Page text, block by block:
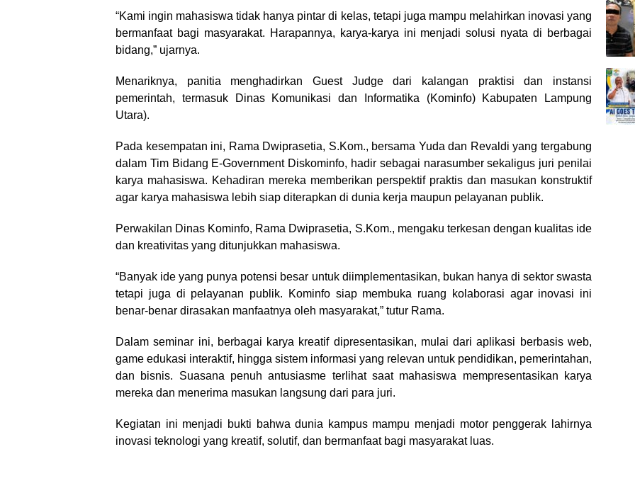
“Kami ingin mahasiswa tidak hanya pintar di kelas, tetapi juga mampu melahirkan inovasi yang
bermanfaat bagi masyarakat. Harapannya, karya-karya ini menjadi solusi nyata di berbagai
bidang,” ujarnya.
Menariknya, panitia menghadirkan Guest Judge dari kalangan praktisi dan instansi
pemerintah, termasuk Dinas Komunikasi dan Informatika (Kominfo) Kabupaten Lampung
Utara).
Pada kesempatan ini, Rama Dwiprasetia, S.Kom., bersama Yuda dan Revaldi yang tergabung
dalam Tim Bidang E-Government Diskominfo, hadir sebagai narasumber sekaligus juri penilai
karya mahasiswa. Kehadiran mereka memberikan perspektif praktis dan masukan konstruktif
agar karya mahasiswa lebih siap diterapkan di dunia kerja maupun pelayanan publik.
Perwakilan Dinas Kominfo, Rama Dwiprasetia, S.Kom., mengaku terkesan dengan kualitas ide
dan kreativitas yang ditunjukkan mahasiswa.
“Banyak ide yang punya potensi besar untuk diimplementasikan, bukan hanya di sektor swasta
tetapi juga di pelayanan publik. Kominfo siap membuka ruang kolaborasi agar inovasi ini
benar-benar dirasakan manfaatnya oleh masyarakat,” tutur Rama.
Dalam seminar ini, berbagai karya kreatif dipresentasikan, mulai dari aplikasi berbasis web,
game edukasi interaktif, hingga sistem informasi yang relevan untuk pendidikan, pemerintahan,
dan bisnis. Suasana penuh antusiasme terlihat saat mahasiswa mempresentasikan karya
mereka dan menerima masukan langsung dari para juri.
Kegiatan ini menjadi bukti bahwa dunia kampus mampu menjadi motor penggerak lahirnya
inovasi teknologi yang kreatif, solutif, dan bermanfaat bagi masyarakat luas.